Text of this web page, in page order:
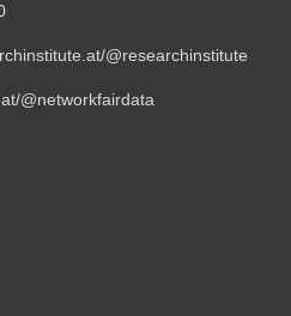
@researchinstitute
@networkfairdata